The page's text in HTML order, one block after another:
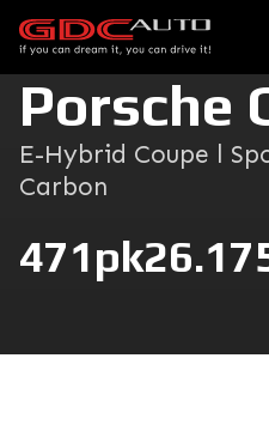
Porsche
E-Hybrid Coupe l
Carbon
471pk